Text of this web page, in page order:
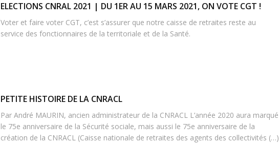
ELECTIONS CNRAL 2021 | DU 1ER AU 15 MARS 2021, ON VOTE CGT !
Voter et faire voter CGT, c’est s’assurer que notre caisse de retraites reste au
service des fonctionnaires de la territoriale et de la Santé.
PETITE HISTOIRE DE LA CNRACL
Par André MAURIN, ancien administrateur de la CNRACL L’année 2020 aura marqué
le 75e anniversaire de la Sécurité sociale, mais aussi le 75e anniversaire de la
création de la CNRACL (Caisse nationale de retraites des agents des collectivités (…)